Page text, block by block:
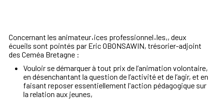
Concernant les animateur·ices professionnel·les,, deux
écueils sont pointés par Eric OBONSAWIN, trésorier-adjoint
des Ceméa Bretagne :
Vouloir se démarquer à tout prix de l’animation volontaire,
en désenchantant la question de l’activité et de l’agir, et en
faisant reposer essentiellement l'action pédagogique sur
la relation aux jeunes,